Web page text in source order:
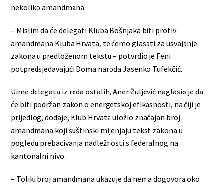
nekoliko amandmana.
– Mislim da će delegati Kluba Bošnjaka biti protiv
amandmana Kluba Hrvata, te ćemo glasati za usvajanje
zakona u predloženom tekstu – potvrdio je Feni
potpredsjedavajući Doma naroda Jasenko Tufekčić.
Uime delegata iz reda ostalih, Aner Žuljević naglasio je da
će biti podržan zakon o energetskoj efikasnosti, na čiji je
prijedlog, dodaje, Klub Hrvata uložio značajan broj
amandmana koji suštinski mijenjaju tekst zakona u
pogledu prebacivanja nadležnosti s federalnog na
kantonalni nivo.
– Toliki broj amandmana ukazuje da nema dogovora oko